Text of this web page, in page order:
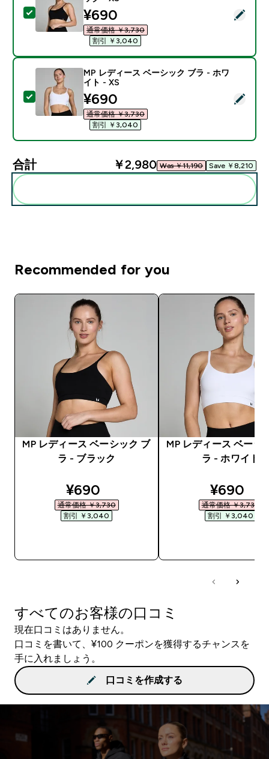
この商品を選択 - MP レディース ベーシック ブラ -
discounted price
¥690‎
通常価格 ￥3,730‎
割引 ￥3,040‎
この商品を選択 - MP レディース ベーシック ブラ -
MP レディース ベーシック ブラ - ホワ
イト - XS
discounted price
¥690‎
通常価格 ￥3,730‎
割引 ￥3,040‎
合計 ￥2,980‎ Was ￥11,190‎ Save ￥8,210‎
Recommended for you
MP レディース ベーシック ブ
ラ - ブラック
discounted price
¥690‎
通常価格 ￥3,730‎
割引 ￥3,040‎
MP レディース ベーシ
ラ - ホワイト
¥690‎
通常価格 ￥3,730‎
割引 ￥3,040‎
すべてのお客様の口コミ
現在口コミはありません。
口コミを書いて、¥100 クーポンを獲得するチャンスを
手に入れましょう。
口コミを作成する